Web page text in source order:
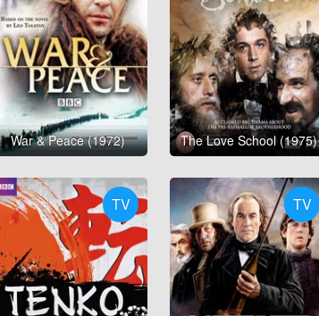
War & Peace (1972) The Love School (1975)
TV TV